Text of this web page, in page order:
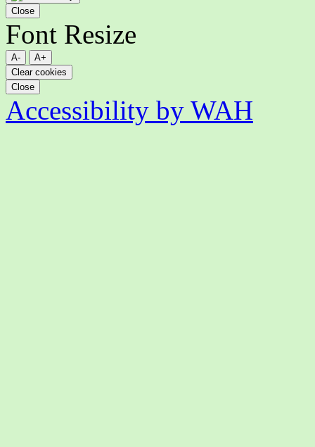
Close
Font Resize
A-
A+
Clear cookies
Close
Accessibility by WAH